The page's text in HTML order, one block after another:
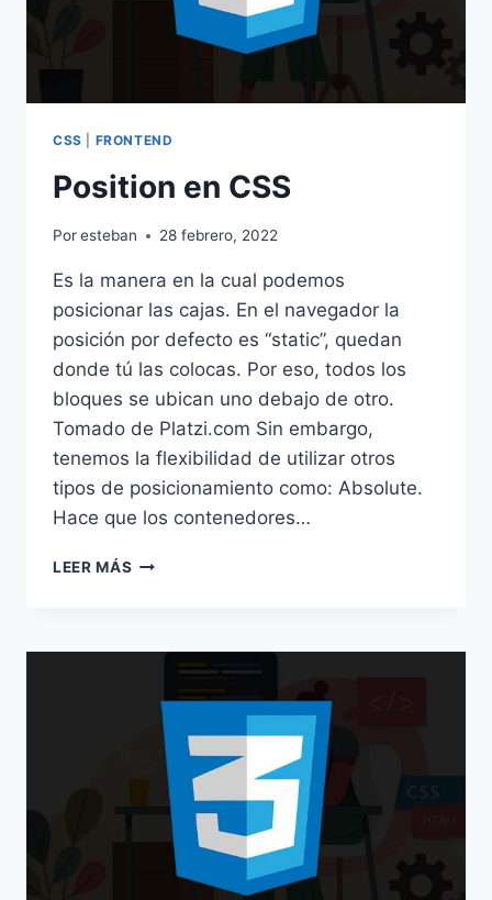
CSS FRONTEND
Position en CSS
Poresteban 28 febrero, 2022
Es la manera en la cual podemos
posicionar las cajas. En el navegador la
posición por defecto es “static”, quedan
donde tú las colocas. Por eso, todos los
bloques se ubican uno debajo de otro.
Tomado de Platzi.com Sin embargo,
tenemos la flexibilidad de utilizar otros
tipos de posicionamiento como: Absolute.
Hace que los contenedores…
LEER MÁS POSITION